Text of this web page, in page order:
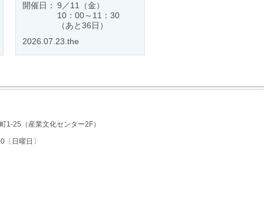
開催日： 9／11（金）
10：00～11：30
（あと36日）
2026.07.23.the
1-25 （産業文化センター2F）
日曜日〕